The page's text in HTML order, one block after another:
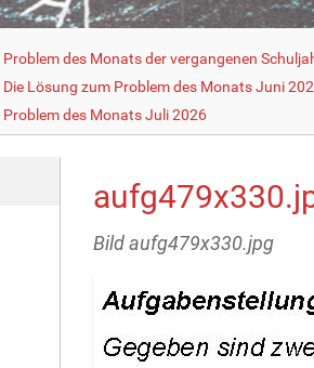
Problem des Monats der vergangenen
Die Lösung zum Problem des Monats Juni
Problem des Monats Juli 2026
Bild aufg479x330.jpg